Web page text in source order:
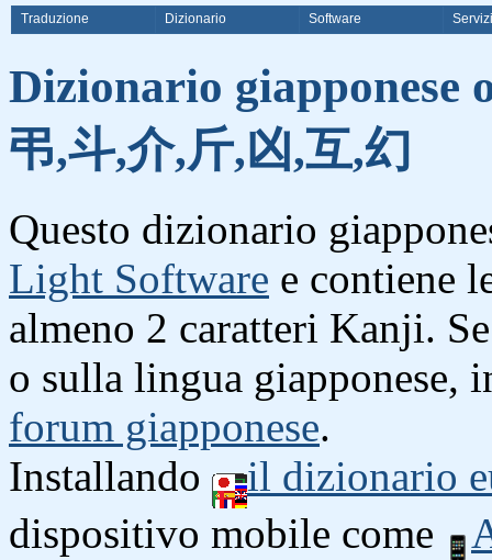
Traduzione Dizionario Software Servizi
Dizionario
弔,斗,介,斤,凶,互,幻
Questo dizionario
Light Software e contiene
almeno 2 caratteri Kanji.
o sulla lingua giapponese,
forum giapponese.
Installando
il dizionario
dispositivo mobile come